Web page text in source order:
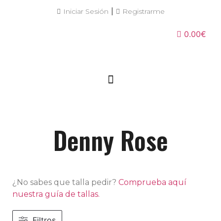
Iniciar Sesión Registrarme
0.00€
Denny Rose
¿No sabes que talla pedir? Comprueba aquí
nuestra guía de tallas.